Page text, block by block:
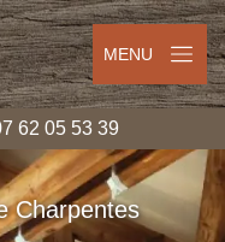
MENU
62 05 53 39
Charpentes